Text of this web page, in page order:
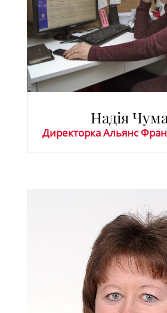
Надія
Директорка Альянс